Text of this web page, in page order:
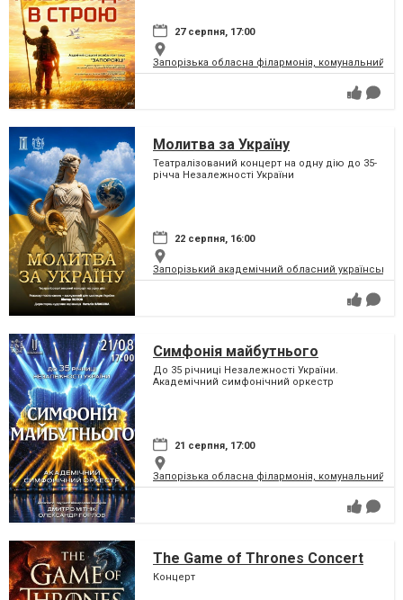
27 серпня, 17:00
Запорізька обласна філармонія, комунальний
Молитва за Україну
Театралізований концерт на одну дію до 35-
річча Незалежності України
22 серпня, 16:00
Запорізький академічний обласний
Симфонія майбутнього
До 35 річниці Незалежності України.
Академічний симфонічний оркестр
21 серпня, 17:00
Запорізька обласна філармонія, комунальний
The Game of Thrones Concert
Концерт